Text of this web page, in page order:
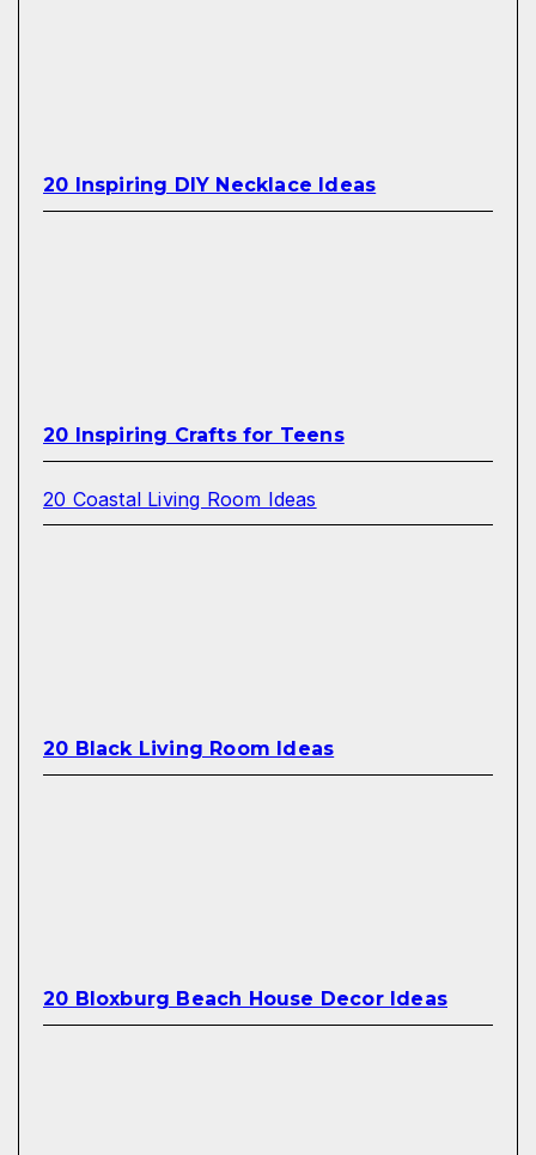
20 Inspiring DIY Necklace Ideas
20 Inspiring Crafts for Teens
20 Coastal Living Room Ideas
20 Black Living Room Ideas
20 Bloxburg Beach House Decor Ideas